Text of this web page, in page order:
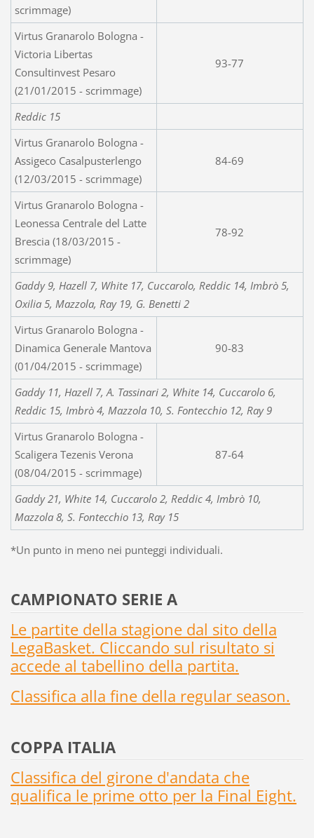
scrimmage)
Virtus Granarolo Bologna -
Victoria Libertas
Consultinvest Pesaro
(21/01/2015 - scrimmage)
93-77
Reddic 15
Virtus Granarolo Bologna -
Assigeco Casalpusterlengo
(12/03/2015 - scrimmage)
84-69
Virtus Granarolo Bologna -
Leonessa Centrale del Latte
Brescia (18/03/2015 -
scrimmage)
78-92
Gaddy 9, Hazell 7, White 17, Cuccarolo, Reddic 14, Imbrò 5,
Oxilia 5, Mazzola, Ray 19, G. Benetti 2
Virtus Granarolo Bologna -
Dinamica Generale Mantova
(01/04/2015 - scrimmage)
90-83
Gaddy 11, Hazell 7, A. Tassinari 2, White 14, Cuccarolo 6,
Reddic 15, Imbrò 4, Mazzola 10, S. Fontecchio 12, Ray 9
Virtus Granarolo Bologna -
Scaligera Tezenis Verona
(08/04/2015 - scrimmage)
87-64
Gaddy 21, White 14, Cuccarolo 2, Reddic 4, Imbrò 10,
Mazzola 8, S. Fontecchio 13, Ray 15
*Un punto in meno nei punteggi individuali.
CAMPIONATO SERIE A
Le partite della stagione dal sito della
LegaBasket. Cliccando sul risultato si
accede al tabellino della partita.
Classifica alla fine della regular season.
COPPA ITALIA
Classifica del girone d'andata che
qualifica le prime otto per la Final Eight.